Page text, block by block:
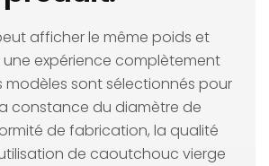
afficher le même poids et
expérience complètement
modèles sont sélectionnés pour
constance du diamètre de
de fabrication, la qualité
de caoutchouc vierge